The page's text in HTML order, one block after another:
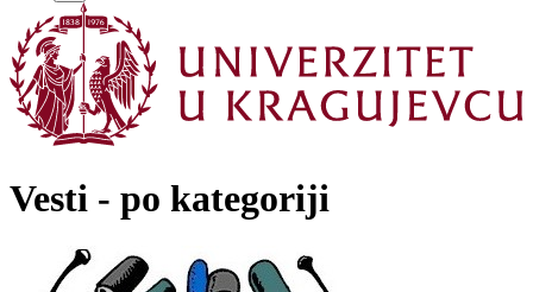
Vesti - po kategoriji